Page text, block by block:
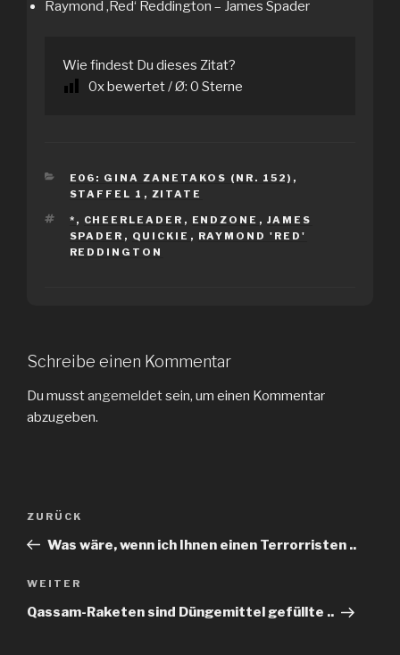
Raymond ‚Red‘ Reddington – James Spader
Wie findest Du dieses Zitat?
0x bewertet / Ø: 0 Sterne
KATEGORIEN
E06: GINA ZANETAKOS (NR. 152) ,
STAFFEL 1 , ZITATE
SCHLAGWÖRTER
* , CHEERLEADER , ENDZONE , JAMES
SPADER , QUICKIE , RAYMOND 'RED'
REDDINGTON
Schreibe einen Kommentar
Du musstangemeldetsein, um einen Kommentar
abzugeben.
Beitragsnavigation
Vorheriger
Beitrag
ZURÜCK
Was wäre, wenn ich Ihnen einen Terrorristen ..
Nächster
Beitrag
WEITER
Qassam-Raketen sind Düngemittel gefüllte ..